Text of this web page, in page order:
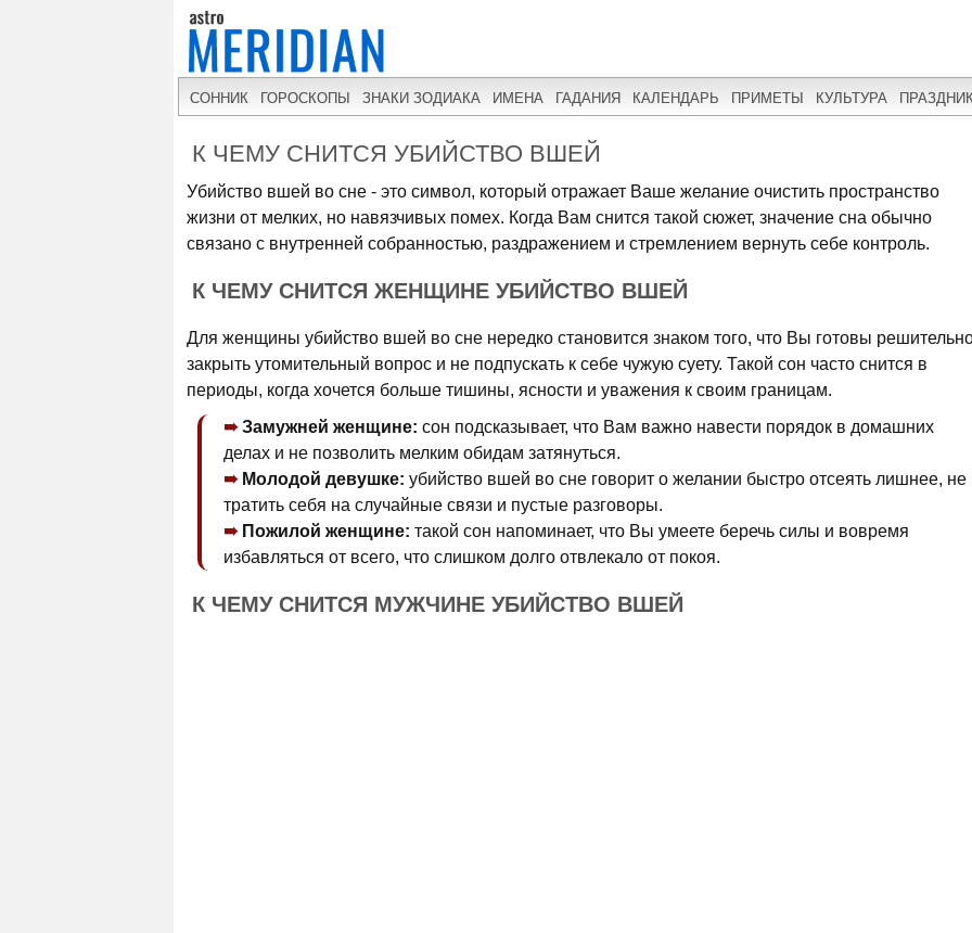
СОННИК ГОРОСКОПЫ ЗНАКИ ЗОДИАКА ИМЕНА ГАДАНИЯ КАЛЕНДАРЬ ПРИМЕТЫ КУЛЬТУРА
К ЧЕМУ СНИТСЯ УБИЙСТВО ВШЕЙ
Убийство вшей во сне - это символ, который отражает Ваше желание очистить пространство
жизни от мелких, но навязчивых помех. Когда Вам снится такой сюжет, значение сна обычно
связано с внутренней собранностью, раздражением и стремлением вернуть себе контроль.
К ЧЕМУ СНИТСЯ ЖЕНЩИНЕ УБИЙСТВО ВШЕЙ
Для женщины убийство вшей во сне нередко становится знаком того, что Вы готовы
закрыть утомительный вопрос и не подпускать к себе чужую суету. Такой сон часто снится в
периоды, когда хочется больше тишины, ясности и уважения к своим границам.
Замужней женщине: сон подсказывает, что Вам важно навести порядок в домашних
делах и не позволить мелким обидам затянуться.
Молодой девушке: убийство вшей во сне говорит о желании быстро отсеять лишнее, не
тратить себя на случайные связи и пустые разговоры.
Пожилой женщине: такой сон напоминает, что Вы умеете беречь силы и вовремя
избавляться от всего, что слишком долго отвлекало от покоя.
К ЧЕМУ СНИТСЯ МУЖЧИНЕ УБИЙСТВО ВШЕЙ